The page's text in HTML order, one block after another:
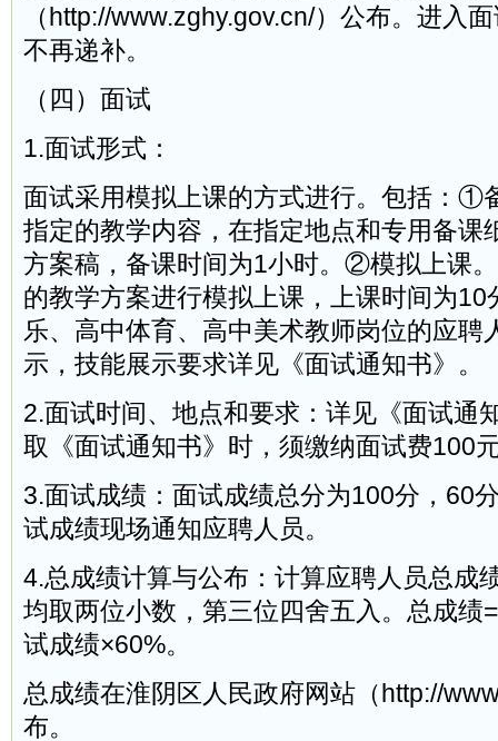
（http://www.zghy.gov.cn/）公布。进入
不再递补。
（四）面试
1.面试形式：
面试采用模拟上课的方式进行。包括：①
指定的教学内容，在指定地点和专用备课
方案稿，备课时间为1小时。②模拟上课
的教学方案进行模拟上课，上课时间为
乐、高中体育、高中美术教师岗位的应聘
示，技能展示要求详见《面试通知书》。
2.面试时间、地点和要求：详见《面试通
取《面试通知书》时，须缴纳面试费100
3.面试成绩：面试成绩总分为100分，60
试成绩现场通知应聘人员。
4.总成绩计算与公布：计算应聘人员总成
均取两位小数，第三位四舍五入。总成绩
试成绩×60%。
总成绩在淮阴区人民政府网站（http://
布。